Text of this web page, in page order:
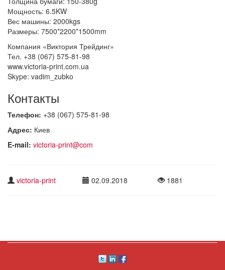
Мощность: 6.5KW
Вес машины: 2000kgs
Размеры: 7500*2200*1500mm
Компания «Виктория Трейдинг»
Тел. +38 (067) 575-81-98
www.victoria-print.com.ua
Skype: vadim_zubko
Контакты
Телефон: +38 (067) 575-81-98
Адрес: Киев
E-mail: victoria-print@com
victoria-print 02.09.2018 1881